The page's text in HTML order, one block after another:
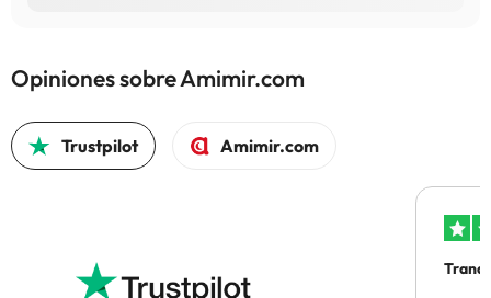
Opiniones sobre Amimir.com
Trustpilot Amimir.com